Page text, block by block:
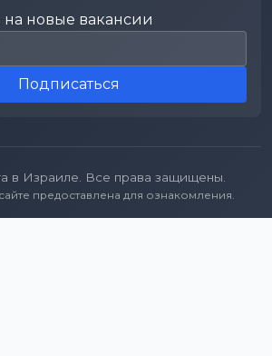
новые вакансии
Подписаться
в Израиле. Все права защищены.
предоставлена для ознакомления.